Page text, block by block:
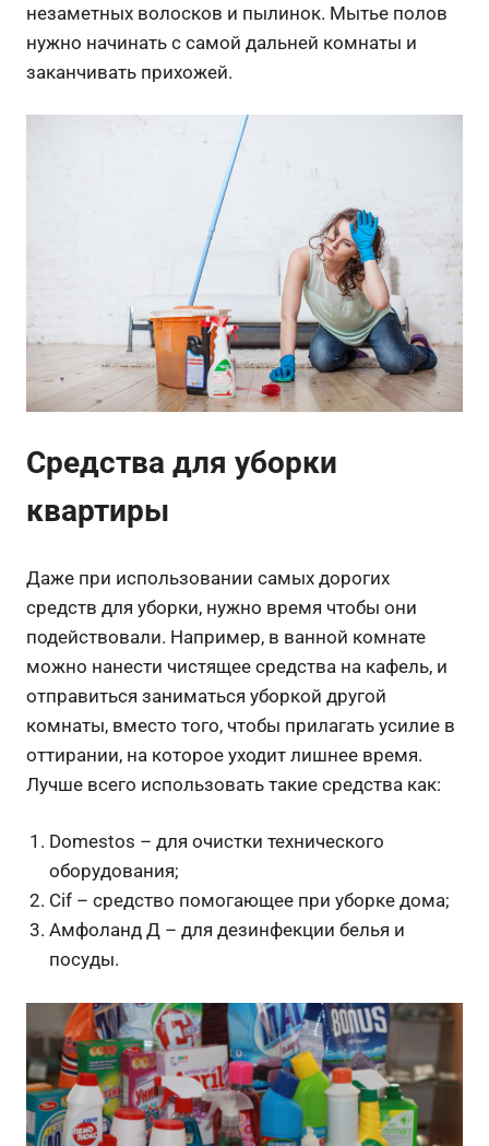
незаметных волосков и пылинок. Мытье полов
нужно начинать с самой дальней комнаты и
заканчивать прихожей.
Средства для уборки
квартиры
Даже при использовании самых дорогих
средств для уборки, нужно время чтобы они
подействовали. Например, в ванной комнате
можно нанести чистящее средства на кафель, и
отправиться заниматься уборкой другой
комнаты, вместо того, чтобы прилагать усилие в
оттирании, на которое уходит лишнее время.
Лучше всего использовать такие средства как:
Domestos – для очистки технического
оборудования;
Cif – средство помогающее при уборке дома;
Амфоланд Д – для дезинфекции белья и
посуды.